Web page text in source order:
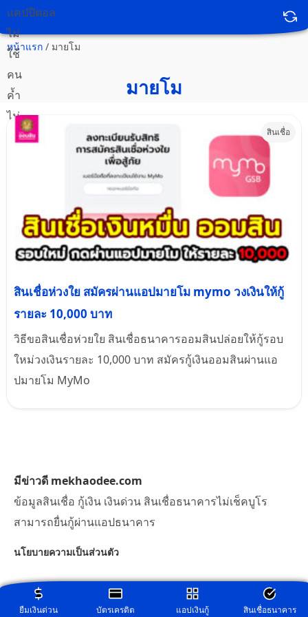
ยืมเงินด่วน บัตรเครดิต แอปเงินกู้ สินเชื่อธนาคาร
หน้าแรก / มายโม
มายโม
สินเชื่อ
สินเชื่อห่วงใย สมัครผ่านแอปมายโม mymo วงเงินให้กู้
รายละ 10,000 บาท
วิธีขอสินเชื่อห่วยใย สินเชื่อธนาคารออมสินปล่อยให้กู้รอบ
ใหม่วงเงินรายละ 10,000 บาท สมัครกู้เงินออมสินผ่านแอ
ปมายโม MyMo
มีข่าวดี mekhaodee.com
ข้อมูลสินเชื่อ กู้เงิน เงินด่วน สินเชื่อธนาคารไม่เช็คบูโร
สามารถยื่นกู้ผ่านแอปธนาคาร
นโยบายความเป็นส่วนตัว